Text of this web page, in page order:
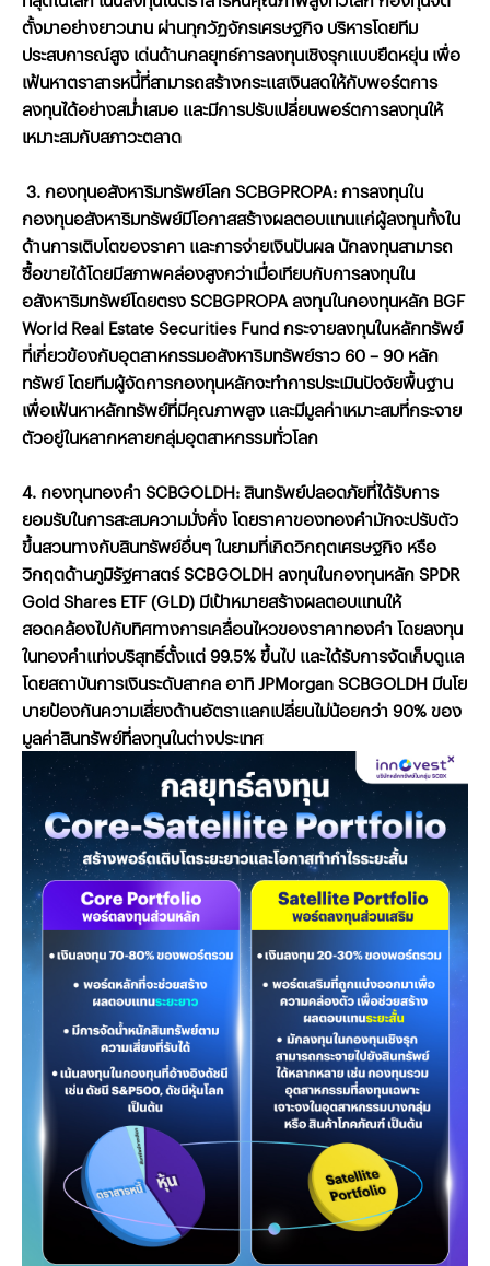
ตั้งมาอย่างยาวนาน ผ่านทุกวัฏจักรเศรษฐกิจ บริหารโดยทีม
ประสบการณ์สูง เด่นด้านกลยุทธ์การลงทุนเชิงรุกแบบยืดหยุ่น เพื่อ
เฟ้นหาตราสารหนี้ที่สามารถสร้างกระแสเงินสดให้กับพอร์ตการ
ลงทุนได้อย่างสม่ำเสมอ และมีการปรับเปลี่ยนพอร์ตการลงทุนให้
เหมาะสมกับสภาวะตลาด
3. กองทุนอสังหาริมทรัพย์โลก SCBGPROPA: การลงทุนใน
กองทุนอสังหาริมทรัพย์มีโอกาสสร้างผลตอบแทนแก่ผู้ลงทุนทั้งใน
ด้านการเติบโตของราคา และการจ่ายเงินปันผล นักลงทุนสามารถ
ซื้อขายได้โดยมีสภาพคล่องสูงกว่าเมื่อเทียบกับการลงทุนใน
อสังหาริมทรัพย์โดยตรง SCBGPROPA ลงทุนในกองทุนหลัก BGF
World Real Estate Securities Fund กระจายลงทุนในหลักทรัพย์
ที่เกี่ยวข้องกับอุตสาหกรรมอสังหาริมทรัพย์ราว 60 – 90 หลัก
ทรัพย์ โดยทีมผู้จัดการกองทุนหลักจะทำการประเมินปัจจัยพื้นฐาน
เพื่อเฟ้นหาหลักทรัพย์ที่มีคุณภาพสูง และมีมูลค่าเหมาะสมที่กระจาย
ตัวอยู่ในหลากหลายกลุ่มอุตสาหกรรมทั่วโลก
4. กองทุนทองคำ SCBGOLDH:สินทรัพย์ปลอดภัยที่ได้รับการ
ยอมรับในการสะสมความมั่งคั่งโดยราคาของทองคำมักจะปรับตัว
ขึ้นสวนทางกับสินทรัพย์อื่นๆในยามที่เกิดวิกฤตเศรษฐกิจ หรือ
วิกฤตด้านภูมิรัฐศาสตร์SCBGOLDHลงทุนในกองทุนหลักSPDR
Gold Shares ETF (GLD) มีเป้าหมายสร้างผลตอบแทนให้
สอดคล้องไปกับทิศทางการเคลื่อนไหวของราคาทองคำ โดยลงทุน
ในทองคำแท่งบริสุทธิ์ตั้งแต่99.5%ขึ้นไป และได้รับการจัดเก็บดูแล
โดยสถาบันการเงินระดับสากลอาทิJPMorgan SCBGOLDH มีนโย
บายป้องกันความเสี่ยงด้านอัตราแลกเปลี่ยนไม่น้อยกว่า 90%ของ
มูลค่าสินทรัพย์ที่ลงทุนในต่างประเทศ